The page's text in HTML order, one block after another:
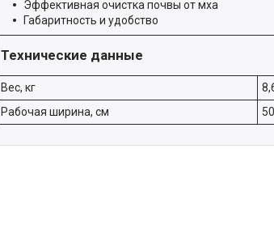
Эффективная очистка почвы от мха
Габаритность и удобство
Технические данные
Вес, кг
Рабочая ширина, см